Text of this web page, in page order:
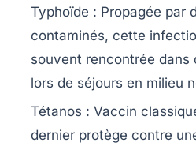
Typhoïde : Propagée par
contaminés, cette
souvent rencontrée dans
lors de séjours en milieu
Tétanos : Vaccin
dernier protège contre